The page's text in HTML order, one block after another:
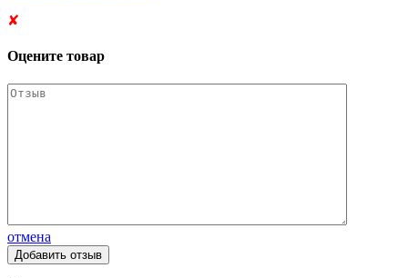
✘
Оцените товар
отмена